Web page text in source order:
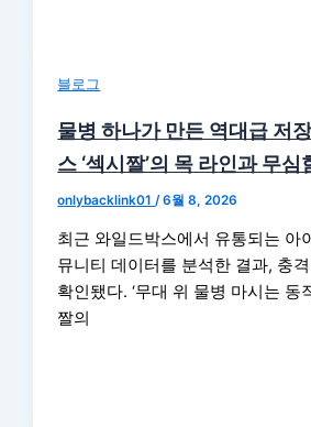
블로그
물병 하나가 만든 역대급 저
스 ‘섹시짤’의 목 라인과 무
onlybacklink01 /6월 8, 2026
최근 와일드박스에서 유통되는 아
뮤니티 데이터를 분석한 결과, 충
확인됐다. ‘무대 위 물병 마시는 동
짤의